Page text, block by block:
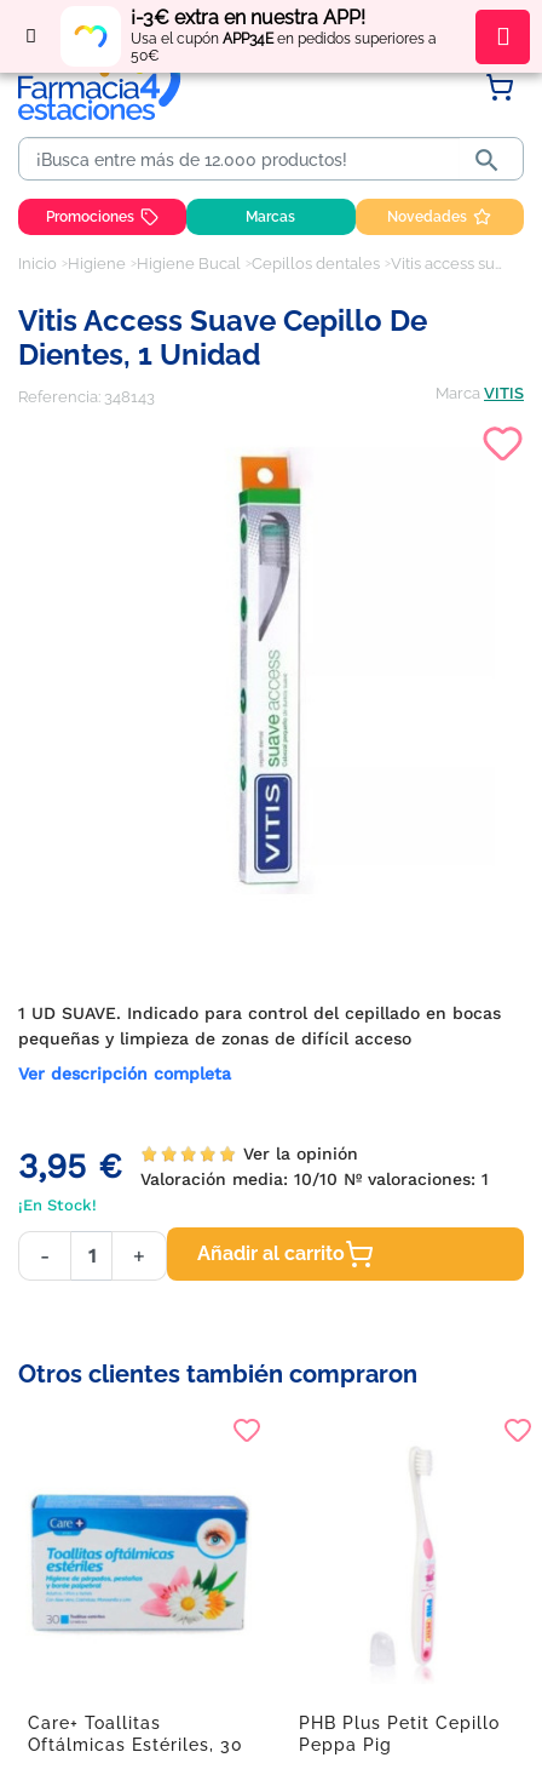
¡-3€ extra en nuestra APP!
Usa el cupón APP34Een pedidos superiores a
50€
Regístratey obténpuntos por tus compras

Promociones Marcas Novedades
Inicio Higiene Higiene Bucal Cepillos dentales Vitis access suave cepillo de dientes, 1 unidad
Vitis Access Suave Cepillo De
Dientes, 1 Unidad
Referencia: 348143 Marca VITIS
1 UD SUAVE. Indicado para control del cepillado en bocas
pequeñas y limpieza de zonas de difícil acceso
Ver descripción completa
3,95 €
Ver la opinión
Valoración media: 10/10 Nº valoraciones: 1
¡En Stock!
- + Añadir al carrito
Otros clientes también compraron
Care+ Toallitas
Oftálmicas Estériles, 30
PHB Plus Petit Cepillo
Peppa Pig